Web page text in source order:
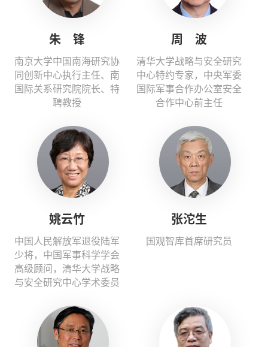
朱 锋
南京大学中国南海研究协
同创新中心执行主任、南
国际关系研究院院长、特
聘教授
周 波
清华大学战略与安全研究
中心特约专家，中央军委
国际军事合作办公室安全
合作中心前主任
姚云竹
中国人民解放军退役陆军
少将，中国军事科学学会
高级顾问，清华大学战略
与安全研究中心学术委员
张沱生
国观智库首席研究员